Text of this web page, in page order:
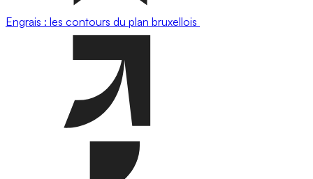
Engrais : les contours du plan bruxellois